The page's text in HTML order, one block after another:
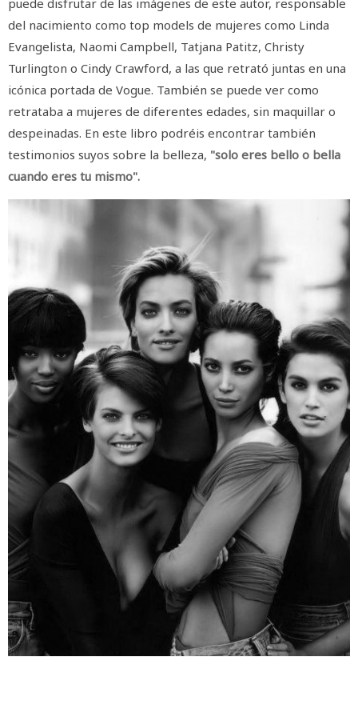
puede disfrutar de las imágenes de este autor, responsable
del nacimiento como top models de mujeres como Linda
Evangelista, Naomi Campbell, Tatjana Patitz, Christy
Turlington o Cindy Crawford, a las que retrató juntas en una
icónica portada de Vogue. También se puede ver como
retrataba a mujeres de diferentes edades, sin maquillar o
despeinadas. En este libro podréis encontrar también
testimonios suyos sobre la belleza, "solo eres bello o bella
cuando eres tu mismo".